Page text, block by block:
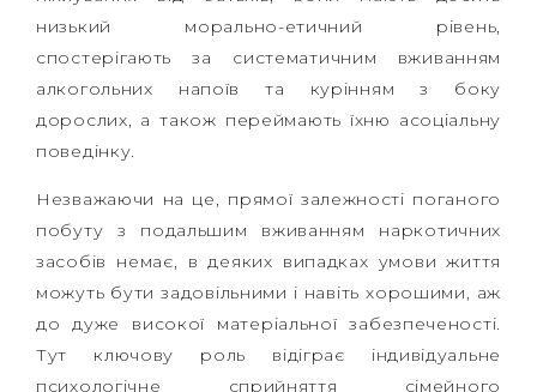
низький морально-етичний рівень,
спостерігають за систематичним вживанням
алкогольних напоїв та курінням з боку
дорослих, а також переймають їхню асоціальну
поведінку.
Незважаючи на це, прямої залежності поганого
побуту з подальшим вживанням наркотичних
засобів немає, в деяких випадках умови життя
можуть бути задовільними і навіть хорошими, аж
до дуже високої матеріальної забезпеченості.
Тут ключову роль відіграє індивідуальне
психологічне сприйняття сімейного